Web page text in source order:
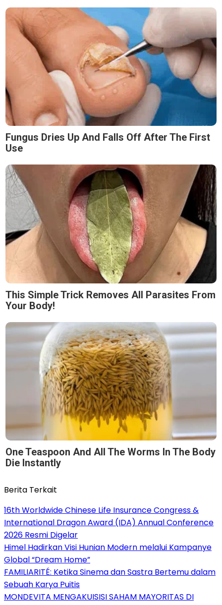
Fungus Dries Up And Falls Off After The First
Use
This Simple Trick Removes All Parasites From
Your Body!
One Teaspoon And All The Worms In The Body
Die Instantly
Berita Terkait
16th Worldwide Chinese Life Insurance Congress &
International Dragon Award (IDA) Annual Conference
2026 Resmi Digelar
Himel Hadirkan Visi Hunian Modern melalui Kampanye
Global “Dream Home”
FAMILIARITÉ: Ketika Sinema dan Sastra Bertemu dalam
Sebuah Karya Puitis
MONDEVITA MENGAKUISISI SAHAM MAYORITAS DI